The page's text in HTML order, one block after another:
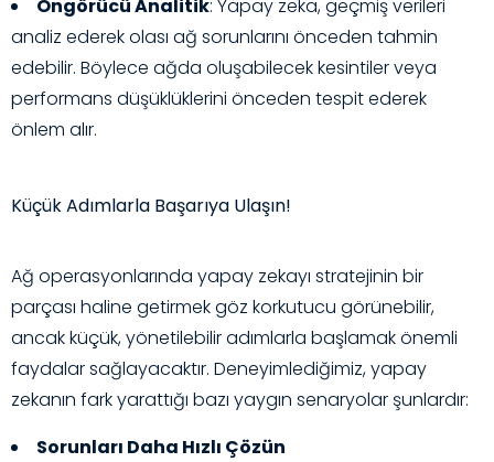
Öngörücü Analitik: Yapay zeka, geçmiş verileri
analiz ederek olası ağ sorunlarını önceden tahmin
edebilir. Böylece ağda oluşabilecek kesintiler veya
performans düşüklüklerini önceden tespit ederek
önlem alır.
Küçük Adımlarla Başarıya Ulaşın!
Ağ operasyonlarında yapay zekayı stratejinin bir
parçası haline getirmek göz korkutucu görünebilir,
ancak küçük, yönetilebilir adımlarla başlamak önemli
faydalar sağlayacaktır. Deneyimlediğimiz, yapay
zekanın fark yarattığı bazı yaygın senaryolar şunlardır:
Sorunları Daha Hızlı Çözün